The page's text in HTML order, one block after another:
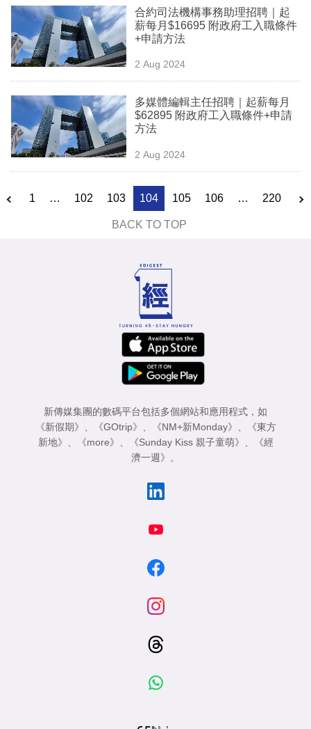
合約司法機構事務助理招聘｜起
薪每月$16695 附政府工入職條件
+申請方法
2 Aug 2024
多媒體編輯主任招聘｜起薪每月
$62895 附政府工入職條件+申請
方法
2 Aug 2024
1 … 102 103 104 105 106 … 220
BACK TO TOP
新傳媒集團的數碼平台包括多個網站和應用程式，如
《新假期》 、 《GOtrip》 、 《NM+新Monday》 、
《東方
新地》 、 《more》 、 《Sunday Kiss 親子童萌》 、
《經
濟一週》 。